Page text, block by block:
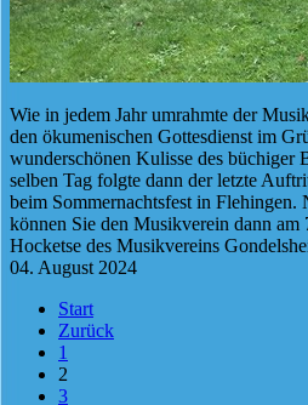
Wie in jedem Jahr umrahmte der
den ökumenischen Gottesdienst im
wunderschönen Kulisse des büchiger
selben Tag folgte dann der letzte
beim Sommernachtsfest in Flehingen.
können Sie den Musikverein dann am
Hocketse des Musikvereins
04. August 2024
Start
Zurück
1
2
3